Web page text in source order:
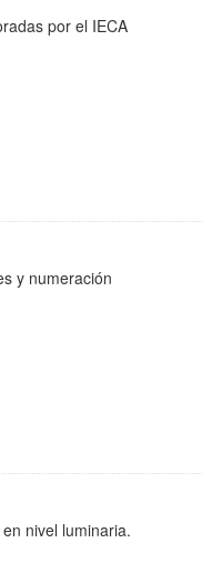
por el IECA
y numeración
nivel luminaria.